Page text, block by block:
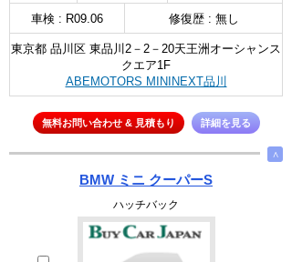
車検 : R09.06 修復歴 : 無し
東京都 品川区 東品川2－2－20天王洲オーシャンス
クエア1F
ABEMOTORS MININEXT品川
無料お問い合わせ & 見積もり 詳細を見る
∧
BMW ミニ クーパーS
ハッチバック